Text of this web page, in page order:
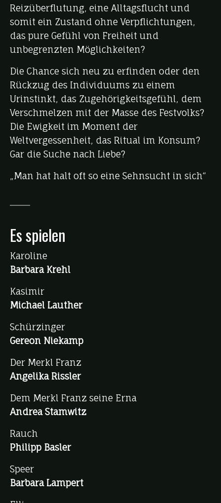
Reizüberflutung, eine Alltagsflucht und
somit ein Zustand ohne Verpflichtungen,
das pure Gefühl von Freiheit und
unbegrenzten Möglichkeiten?
Die Chance sich neu zu erfinden oder den
Rückzug des Individuums zu einem
Urinstinkt, das Zugehörigkeitsgefühl, dem
Verschmelzen mit der Masse des Festvolks?
Die Ewigkeit im Moment der
Weltvergessenheit, das Ritual im Konsum?
Gar die Suche nach Liebe?
„Man hat halt oft so eine Sehnsucht in sich“
Es spielen
Karoline
Barbara Krehl
Kasimir
Michael Lauther
Schürzinger
Gereon Niekamp
Der Merkl Franz
Angelika Rissler
Dem Merkl Franz seine Erna
Andrea Stamwitz
Rauch
Philipp Basler
Speer
Barbara Lampert